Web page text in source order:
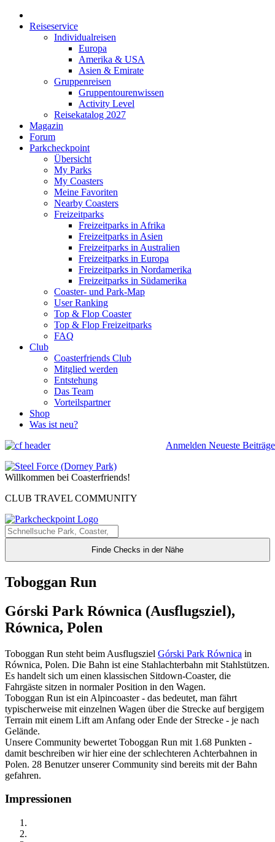
Reiseservice
Individualreisen
Europa
Amerika & USA
Asien & Emirate
Gruppenreisen
Gruppentourenwissen
Activity Level
Reisekatalog 2027
Magazin
Forum
Parkcheckpoint
Übersicht
My Parks
My Coasters
Meine Favoriten
Nearby Coasters
Freizeitparks
Freizeitparks in Afrika
Freizeitparks in Asien
Freizeitparks in Australien
Freizeitparks in Europa
Freizeitparks in Nordamerika
Freizeitparks in Südamerika
Coaster- und Park-Map
User Ranking
Top & Flop Coaster
Top & Flop Freizeitparks
FAQ
Club
Coasterfriends Club
Mitglied werden
Entstehung
Das Team
Vorteilspartner
Shop
Was ist neu?
Anmelden Neueste Beiträge
Willkommen bei Coasterfriends!
CLUB TRAVEL COMMUNITY
Finde Checks in der Nähe
Toboggan Run
Górski Park Równica (Ausflugsziel),
Równica, Polen
Toboggan Run steht beim Ausflugsziel Górski Park Równica in
Równica, Polen. Die Bahn ist eine Stahlachterbahn mit Stahlstützen.
Es handelt sich um einen klassischen Sitdown-Coaster, die
Fahrgäste sitzen in normaler Position in den Wagen.
Toboggan Run ist ein Alpincoaster - das bedeutet, man fährt
typischerweise mit einzelnen Wagen über die Strecke auf bergigem
Terrain mit einem Lift am Anfang oder Ende der Strecke - je nach
Gelände.
Unsere Community bewertet Toboggan Run mit 1.68 Punkten -
damit beschreiben wir hier eine der schlechteren Achterbahnen in
Polen. 28 Benutzer unserer Community sind bereits mit der Bahn
gefahren.
Impressionen